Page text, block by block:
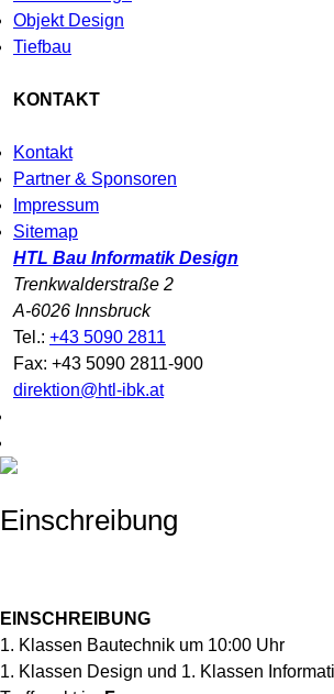
Objekt Design
Tiefbau
KONTAKT
Kontakt
Partner & Sponsoren
Impressum
Sitemap
HTL Bau Informatik Design
Trenkwalderstraße 2
A-6026 Innsbruck
Tel.: +43 5090 2811
Fax: +43 5090 2811-900
direktion@htl-ibk.at
Einschreibung
EINSCHREIBUNG
1. Klassen Bautechnik um 10:00 Uhr
1. Klassen Design und 1. Klassen